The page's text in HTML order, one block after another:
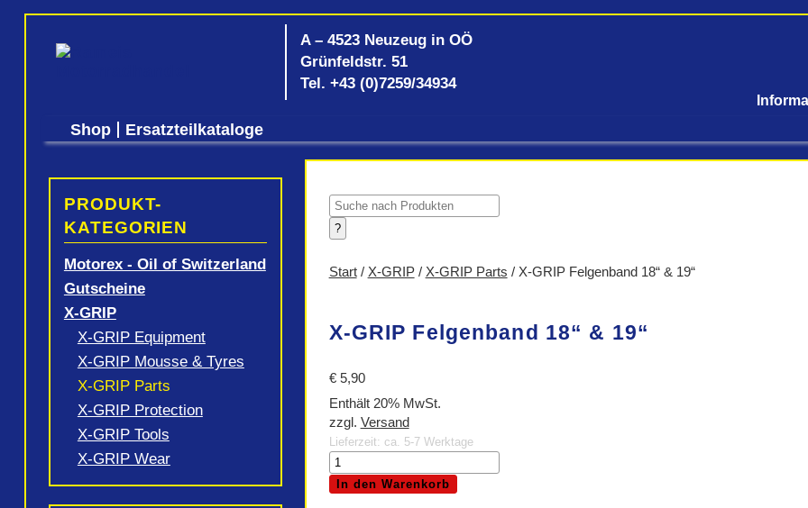
A – 4523 Neuzeug in OÖ
Grünfeldstr. 51
Tel. +43 (0)7259/34934
Shop Ersatzteilkataloge
PRODUKT-
KATEGORIEN
Motorex - Oil of Switzerland
Gutscheine
X-GRIP
X-GRIP Equipment
X-GRIP Mousse & Tyres
X-GRIP Parts
X-GRIP Protection
X-GRIP Tools
X-GRIP Wear
Products
search
?
Start/ X-GRIP/ X-GRIP Parts / X-GRIP Felgenband 18“ & 19“
X-GRIP Felgenband 18“ & 19“
€5,90
Enthält 20% MwSt.
zzgl. Versand
Lieferzeit: ca. 5-7 Werktage
X-
GRIP
Felgenband
In den Warenkorb